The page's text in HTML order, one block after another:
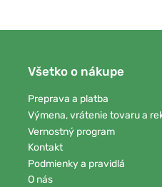
Všetko o nákupe
Preprava a platba
Výmena, vrátenie tovaru a
Vernostný program
Kontakt
Podmienky a pravidlá
O nás